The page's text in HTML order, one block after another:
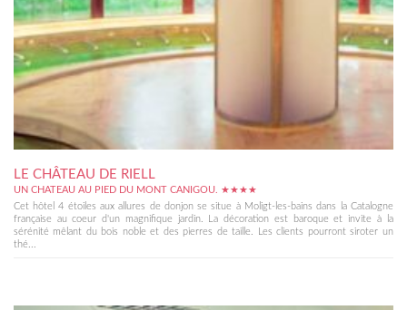
LE CHÂTEAU DE RIELL
UN CHATEAU AU PIED DU MONT CANIGOU. ★★★★
Cet hôtel 4 étoiles aux allures de donjon se situe à Moligt-les-bains dans la Catalogne
française au coeur d'un magnifique jardin. La décoration est baroque et invite à la
sérénité mêlant du bois noble et des pierres de taille. Les clients pourront siroter un
thé...